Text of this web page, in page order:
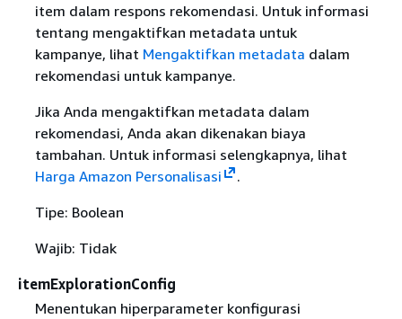
item dalam respons rekomendasi. Untuk informasi
tentang mengaktifkan metadata untuk
kampanye, lihat Mengaktifkan metadata dalam
rekomendasi untuk kampanye.
Jika Anda mengaktifkan metadata dalam
rekomendasi, Anda akan dikenakan biaya
tambahan. Untuk informasi selengkapnya, lihat
Harga Amazon Personalisasi
.
Tipe: Boolean
Wajib: Tidak
itemExplorationConfig
Menentukan hiperparameter konfigurasi